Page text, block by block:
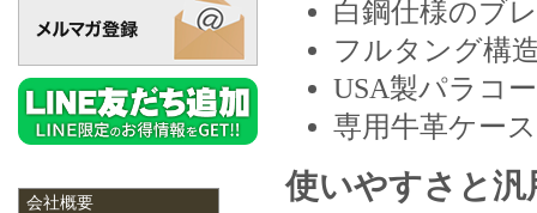
白鋼仕様のブ
フルタング構
USA製パラコ
専用牛革ケー
使いやすさと汎
会社概要